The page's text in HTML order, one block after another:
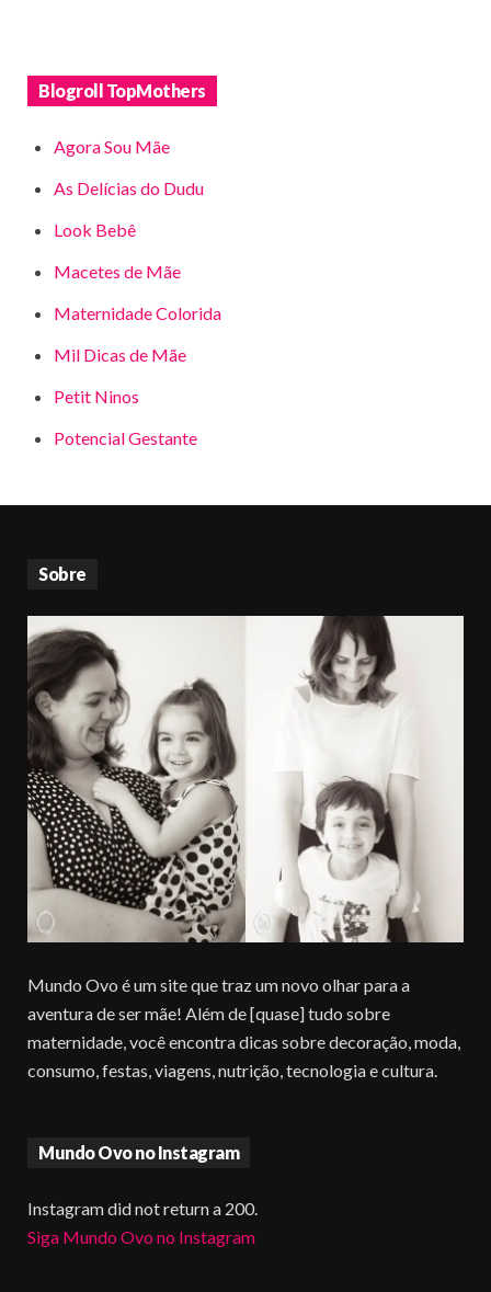
Blogroll TopMothers
Agora Sou Mãe
As Delícias do Dudu
Look Bebê
Macetes de Mãe
Maternidade Colorida
Mil Dicas de Mãe
Petit Ninos
Potencial Gestante
Sobre
Mundo Ovo é um site que traz um novo olhar para a
aventura de ser mãe! Além de [quase] tudo sobre
maternidade, você encontra dicas sobre decoração, moda,
consumo, festas, viagens, nutrição, tecnologia e cultura.
Mundo Ovo no Instagram
Instagram did not return a 200.
Siga Mundo Ovo no Instagram